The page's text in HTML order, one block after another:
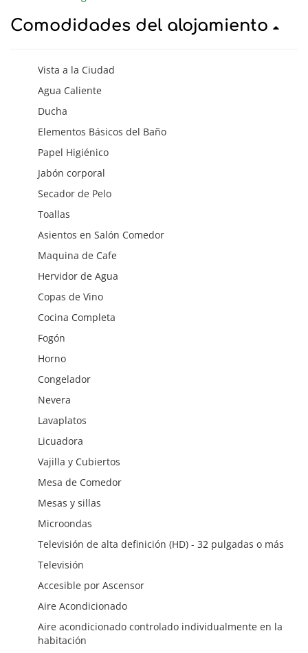
Comodidades del alojamiento
Vista a la Ciudad
Agua Caliente
Ducha
Elementos Básicos del Baño
Papel Higiénico
Jabón corporal
Secador de Pelo
Toallas
Asientos en Salón Comedor
Maquina de Cafe
Hervidor de Agua
Copas de Vino
Cocina Completa
Fogón
Horno
Congelador
Nevera
Lavaplatos
Licuadora
Vajilla y Cubiertos
Mesa de Comedor
Mesas y sillas
Microondas
Televisión de alta definición (HD) - 32 pulgadas o más
Televisión
Accesible por Ascensor
Aire Acondicionado
Aire acondicionado controlado individualmente en la
habitación